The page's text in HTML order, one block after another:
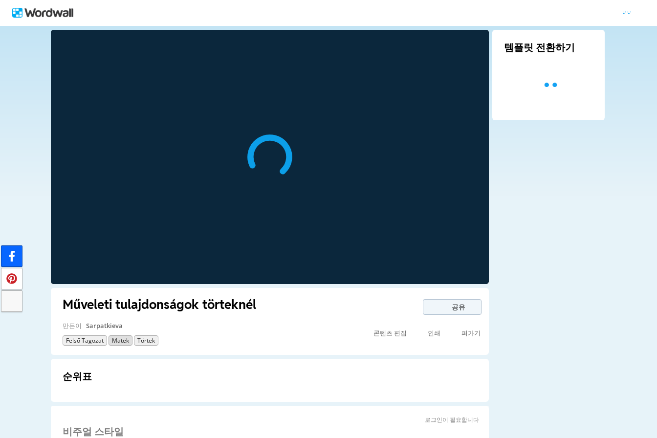
Műveleti tulajdonságok törteknél 공유
만든이 Sarpatkieva
Felső Tagozat Matek Törtek
콘텐츠 편집 인쇄 퍼가기
순위표
로그인이 필요합니다
비주얼 스타일
템플릿 전환하기